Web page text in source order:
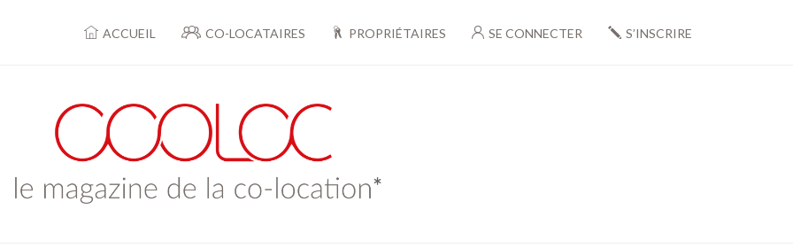
ACCUEIL CO-LOCATAIRES PROPRIÉTAIRES SE CONNECTER S’INSCRIRE